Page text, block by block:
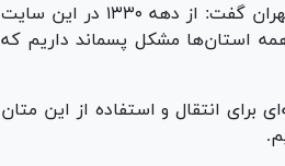
در ادامه محسن قضاتلو، مدیرعامل سازمان مدیریت پسماند شهرداری تهران گفت: از دهه ۱۳۳۰ در این سایت
استان‌ها مشکل پسماند داریم که
برای انتقال و استفاده از این متان